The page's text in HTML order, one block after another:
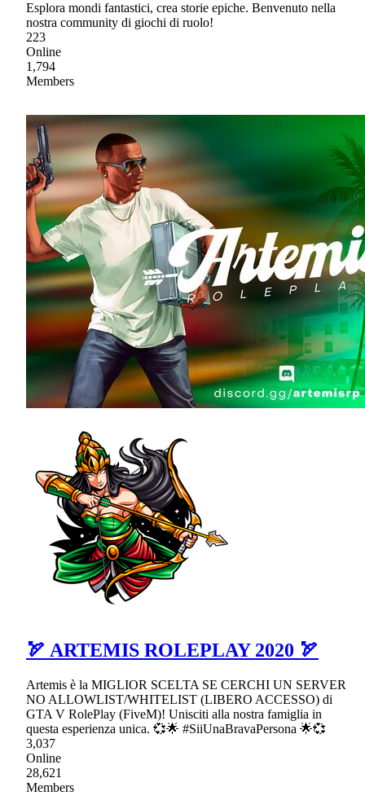
Esplora mondi fantastici, crea storie epiche. Benvenuto nella
nostra community di giochi di ruolo!
223
Online
1,794
Members
🏹 ARTEMIS ROLEPLAY 2020 🏹
Artemis è la MIGLIOR SCELTA SE CERCHI UN SERVER
NO ALLOWLIST/WHITELIST (LIBERO ACCESSO) di
GTA V RolePlay (FiveM)! Unisciti alla nostra famiglia in
questa esperienza unica. 💞🌟 #SiiUnaBravaPersona 🌟💞
3,037
Online
28,621
Members